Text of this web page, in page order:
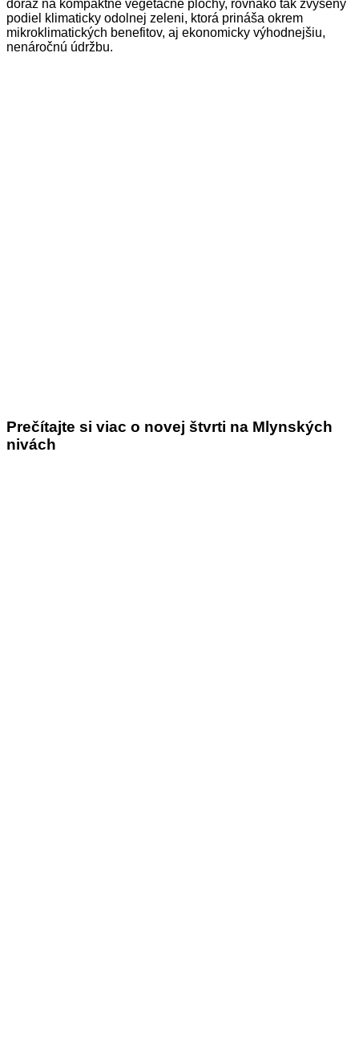
dôraz na kompaktné vegetačné plochy, rovnako tak zvýšený
podiel klimaticky odolnej zeleni, ktorá prináša okrem
mikroklimatických benefitov, aj ekonomicky výhodnejšiu,
nenáročnú údržbu.
Prečítajte si viac o novej štvrti na Mlynských
nivách